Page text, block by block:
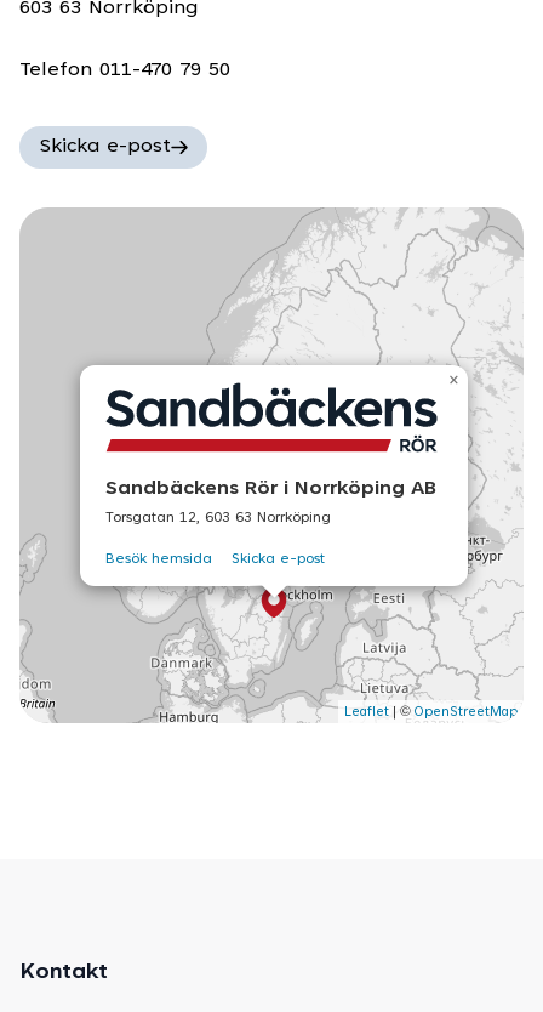
603 63 Norrköping
Telefon 011-470 79 50
Skicka e-post
Sandbäckens Rör i Norrköping AB
Torsgatan 12, 603 63 Norrköping
Besök hemsida Skicka e-post
×
Leaflet © OpenStreetMap
Kontakt